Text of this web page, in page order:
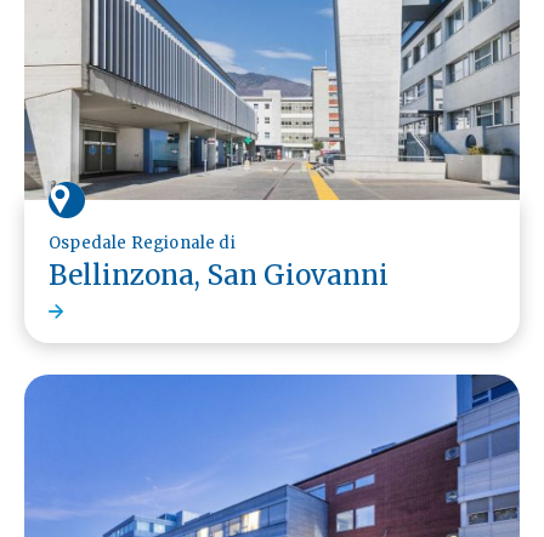
Ospedale Regionale di
Bellinzona, San Giovanni